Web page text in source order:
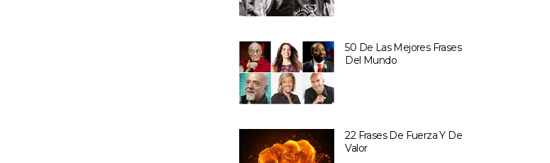
50 De Las Mejores Frases
Del Mundo
22 Frases De Fuerza Y De
Valor